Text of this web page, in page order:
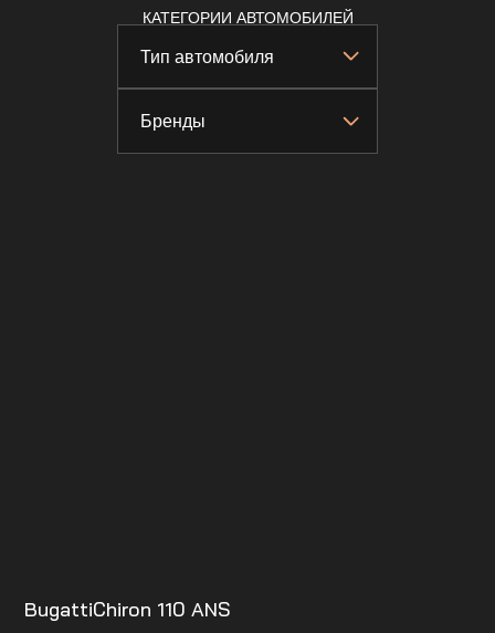
КАТЕГОРИИ АВТОМОБИЛЕЙ
Тип автомобиля
Бренды
BugattiChiron 110 ANS